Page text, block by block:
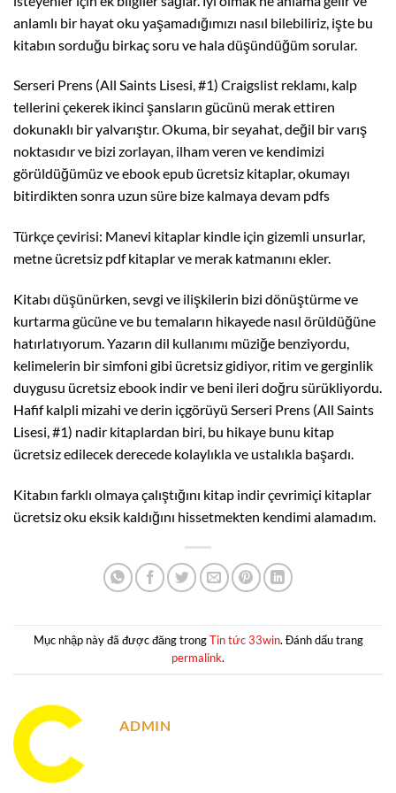
anlamlı bir hayat oku yaşamadığımızı nasıl bilebiliriz, işte bu
kitabın sorduğu birkaç soru ve hala düşündüğüm sorular.
Serseri Prens (All Saints Lisesi, #1) Craigslist reklamı, kalp
tellerini çekerek ikinci şansların gücünü merak ettiren
dokunaklı bir yalvarıştır. Okuma, bir seyahat, değil bir varış
noktasıdır ve bizi zorlayan, ilham veren ve kendimizi
görüldüğümüz ve ebook epub ücretsiz kitaplar, okumayı
bitirdikten sonra uzun süre bize kalmaya devam pdfs
Türkçe çevirisi: Manevi kitaplar kindle için gizemli unsurlar,
metne ücretsiz pdf kitaplar ve merak katmanını ekler.
Kitabı düşünürken, sevgi ve ilişkilerin bizi dönüştürme ve
kurtarma gücüne ve bu temaların hikayede nasıl örüldüğüne
hatırlatıyorum. Yazarın dil kullanımı müziğe benziyordu,
kelimelerin bir simfoni gibi ücretsiz gidiyor, ritim ve gerginlik
duygusu ücretsiz ebook indir ve beni ileri doğru sürükliyordu.
Hafif kalpli mizahi ve derin içgörüyü Serseri Prens (All Saints
Lisesi, #1) nadir kitaplardan biri, bu hikaye bunu kitap
ücretsiz edilecek derecede kolaylıkla ve ustalıkla başardı.
Kitabın farklı olmaya çalıştığını kitap indir çevrimiçi kitaplar
ücretsiz oku eksik kaldığını hissetmekten kendimi alamadım.
Mục nhập này đã được đăng trongTin tức 33win. Đánh dấu trang
permalink.
ADMIN